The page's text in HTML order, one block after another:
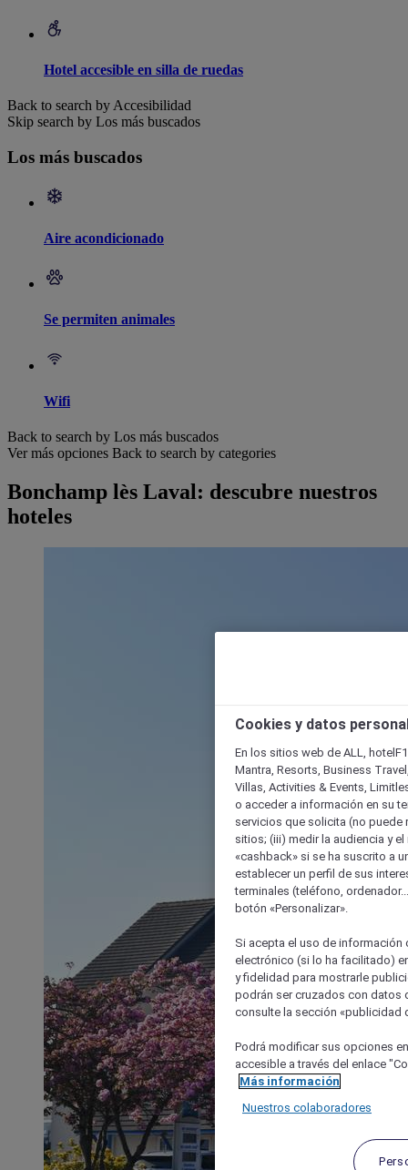
Hotel accesible en silla de ruedas
Back to search by Accesibilidad
Skip search by Los más buscados
Los más buscados
Aire acondicionado
Se permiten animales
Wifi
Back to search by Los más buscados
Ver más opciones Back to search by categories
Bonchamp lès Laval: descubre nuestros
hoteles
Cookies y datos
En los sitios web de ALL,
Mantra, Resorts, Business
Villas, Activities & Events,
o acceder a información en su
servicios que solicita (no puede
sitios; (iii) medir la audiencia y
«cashback» si se ha suscrito a
establecer un perfil de sus
terminales (teléfono,
botón «Personalizar».
Si acepta el uso de
electrónico (si lo ha facilitado)
y fidelidad para mostrarle
podrán ser cruzados con datos
consulte la sección «publicidad
Podrá modificar sus opciones
accesible a través del enlace
Más información
Nuestros colaboradores